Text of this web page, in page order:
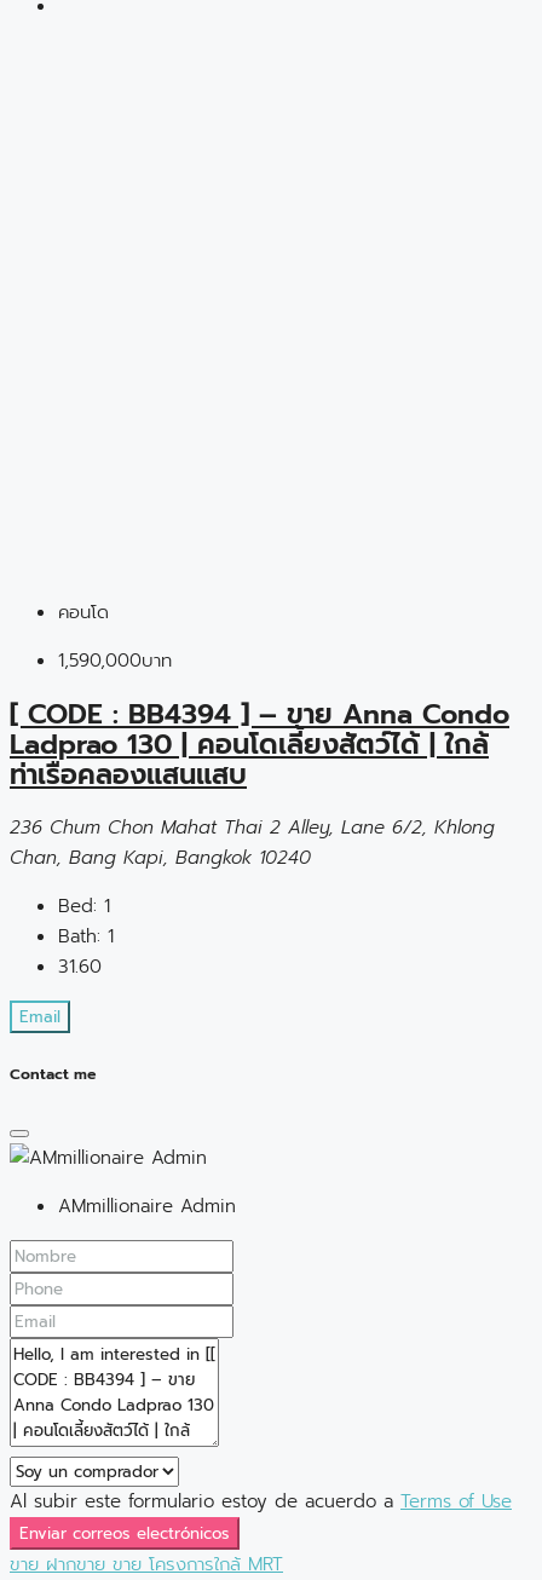
คอนโด
1,590,000บาท
[ CODE : BB4394 ] – ขาย Anna Condo
Ladprao 130 | คอนโดเลี้ยงสัตว์ได้ | ใกล้
ท่าเรือคลองแสนแสบ
236 Chum Chon Mahat Thai 2 Alley, Lane 6/2, Khlong
Chan, Bang Kapi, Bangkok 10240
Bed: 1
Bath: 1
31.60
Email
Contact me
AMmillionaire Admin
Al subir este formulario estoy de acuerdo a Terms of Use
Enviar correos electrónicos
ขาย ฝากขาย ขาย โครงการใกล้ MRT